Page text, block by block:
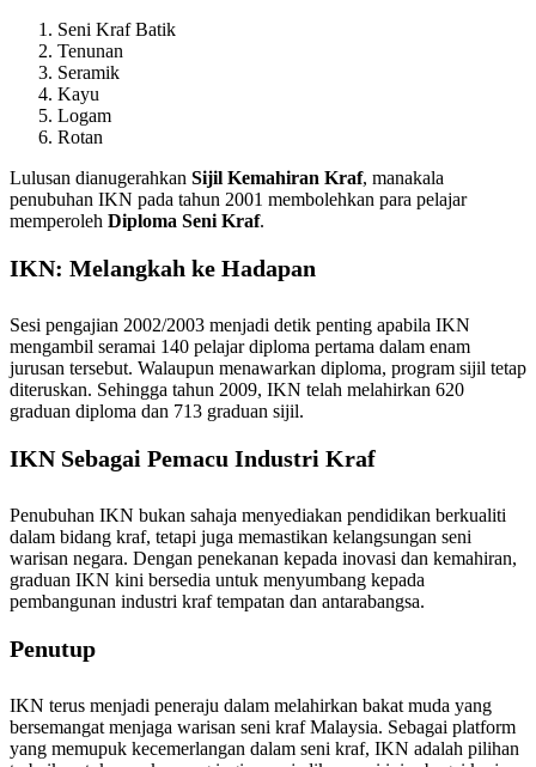
Seni Kraf Batik
Tenunan
Seramik
Kayu
Logam
Rotan
Lulusan dianugerahkan Sijil Kemahiran Kraf, manakala
penubuhan IKN pada tahun 2001 membolehkan para pelajar
memperoleh Diploma Seni Kraf.
IKN: Melangkah ke Hadapan
Sesi pengajian 2002/2003 menjadi detik penting apabila IKN
mengambil seramai 140 pelajar diploma pertama dalam enam
jurusan tersebut. Walaupun menawarkan diploma, program sijil tetap
diteruskan. Sehingga tahun 2009, IKN telah melahirkan 620
graduan diploma dan 713 graduan sijil.
IKN Sebagai Pemacu Industri Kraf
Penubuhan IKN bukan sahaja menyediakan pendidikan berkualiti
dalam bidang kraf, tetapi juga memastikan kelangsungan seni
warisan negara. Dengan penekanan kepada inovasi dan kemahiran,
graduan IKN kini bersedia untuk menyumbang kepada
pembangunan industri kraf tempatan dan antarabangsa.
Penutup
IKN terus menjadi peneraju dalam melahirkan bakat muda yang
bersemangat menjaga warisan seni kraf Malaysia. Sebagai platform
yang memupuk kecemerlangan dalam seni kraf, IKN adalah pilihan